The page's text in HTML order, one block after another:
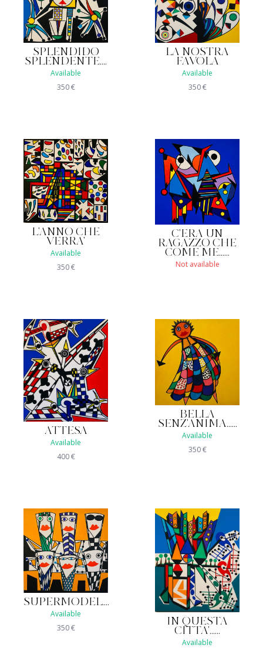
SPLENDIDO
SPLENDENTE....
Available
350€
LA NOSTRA
FAVOLA
Available
350€
L'ANNO CHE
VERRA'
Available
350€
C'ERA UN
RAGAZZO CHE
COME ME......
Not available
ATTESA
Available
400€
BELLA
SENZ'ANIMA......
Available
350€
SUPERMODEL....
Available
350€
IN QUESTA
CITTA'......
Available